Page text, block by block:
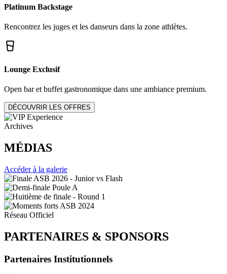
Platinum Backstage
Rencontrez les juges et les danseurs dans la zone athlètes.
Lounge Exclusif
Open bar et buffet gastronomique dans une ambiance premium.
DÉCOUVRIR LES OFFRES
Archives
MÉDIAS
Accéder à la galerie
Réseau Officiel
PARTENAIRES & SPONSORS
Partenaires Institutionnels